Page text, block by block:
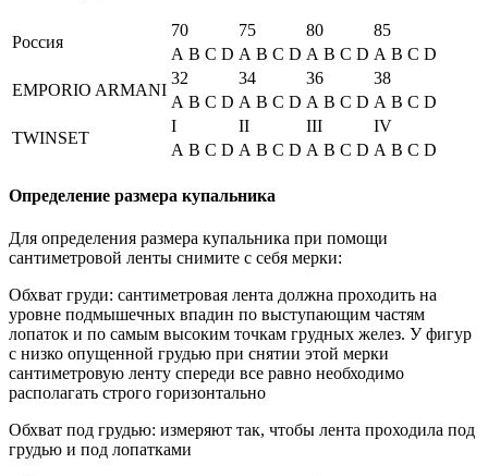
Россия
70 75 80
85
A B C D A B C D A B C D A B C D
EMPORIO ARMANI
32 34 36
38
A B C D A B C D A B C D A B C D
TWINSET
I II III
IV
A B C D A B C D A B C D A B C D
Определение размера купальника
Для определения размера купальника при помощи
сантиметровой ленты снимите с себя мерки:
Обхват груди: сантиметровая лента должна проходить на
уровне подмышечных впадин по выступающим частям
лопаток и по самым высоким точкам грудных желез. У фигур
с низко опущенной грудью при снятии этой мерки
сантиметровую ленту спереди все равно необходимо
располагать строго горизонтально
Обхват под грудью: измеряют так, чтобы лента проходила под
грудью и под лопатками